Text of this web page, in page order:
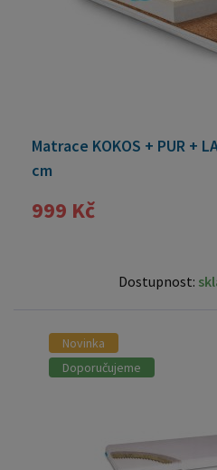
Matrace KOKOS + PUR +
cm
999 Kč
Dostupnost:
Novinka
Doporučujeme